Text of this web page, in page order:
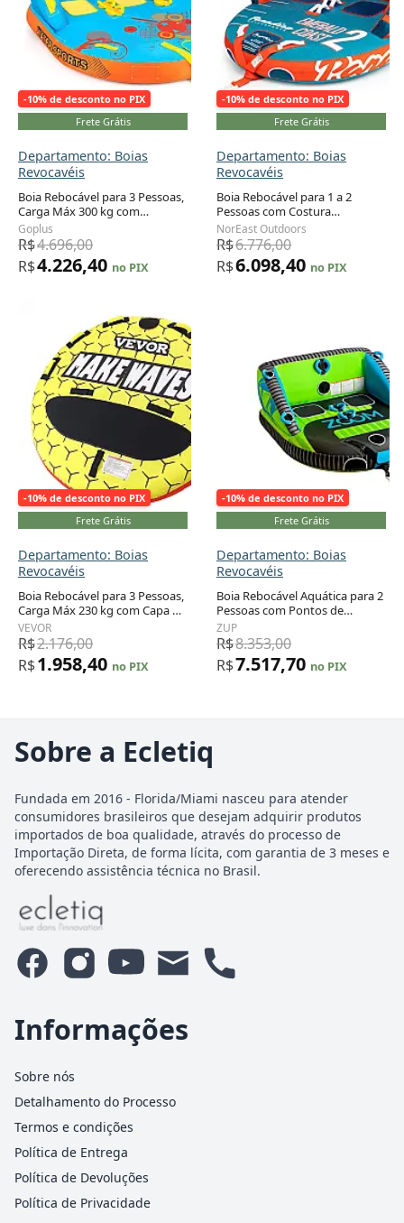
-10% de desconto no PIX
Frete Grátis
Departamento: Boias
Revocavéis
Boia Rebocável para 3 Pessoas,
Carga Máx 300 kg com
Drenagem, Pontos de Reboque
Duplos Dianteiros e Traseiros,
Goplus, Azul e Laranja
Goplus
R$4.696,00
R$4.226,40 no PIX
-10% de desconto no PIX
Frete Grátis
Departamento: Boias
Revocavéis
Boia Rebocável para 1 a 2
Pessoas com Costura
Reforçada e Acolchoamento
EVA, Paradise Water Sports,
Azul e Laranja
NorEast Outdoors
R$6.776,00
R$6.098,40 no PIX
-10% de desconto no PIX
Frete Grátis
Departamento: Boias
Revocavéis
Boia Rebocável para 3 Pessoas,
Carga Máx 230 kg com Capa de
Nylon, Alças de EVA e Válvula
de Segurança de Velocidade,
VEVOR, Amarelo e Preto
Adicionar ao carrinho
VEVOR
R$2.176,00
R$1.958,40 no PIX
-10% de desconto no PIX
Frete Grátis
Departamento: Boias
Revocavéis
Boia Rebocável Aquática para 2
Pessoas com Pontos de
Reboque Duplos e Conexão
Rápida, ZUP, Verde
Adicionar ao carrinho
ZUP
R$8.353,00
R$7.517,70 no PIX
Sobre a Ecletiq
Fundada em 2016 - Florida/Miami nasceu para atender
consumidores brasileiros que desejam adquirir produtos
importados de boa qualidade, através do processo de
Importação Direta, de forma lícita, com garantia de 3 meses e
oferecendo assistência técnica no Brasil.
Informações
Sobre nós
Detalhamento do Processo
Termos e condições
Política de Entrega
Política de Devoluções
Política de Privacidade